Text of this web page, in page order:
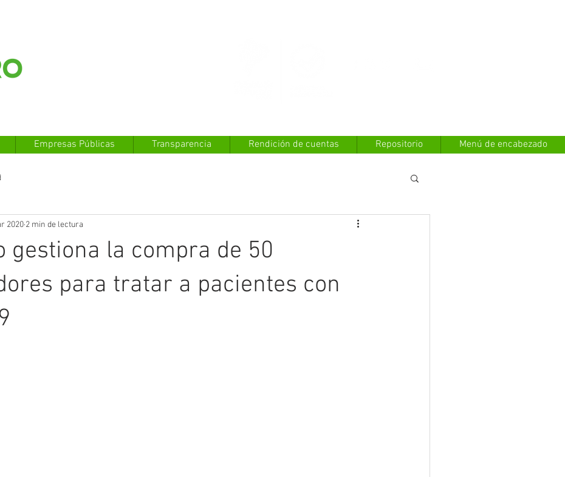
Empresas Públicas Transparencia Rendición de cuentas Repositorio Menú de encabezado
gestiona la compra de 50
para tratar a pacientes con
2020 2 min de lectura